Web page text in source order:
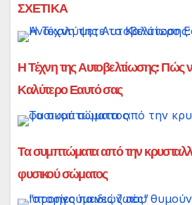
ΣΧΕΤΙΚΑ
Η Τέχνη της Αυτοβελτίωσης: Πώς
Καλύτερο Εαυτό σας
Τα συμπτώματα από την
φυσικού σώματος